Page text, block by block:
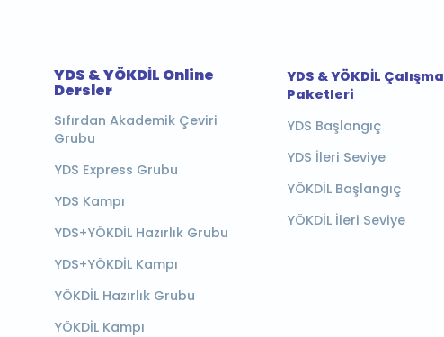
YDS & YÖKDİL Online
Dersler
Sıfırdan Akademik Çeviri
Grubu
YDS Express Grubu
YDS Kampı
YDS+YÖKDİL Hazırlık Grubu
YDS+YÖKDİL Kampı
YÖKDİL Hazırlık Grubu
YÖKDİL Kampı
YDS & YÖKDİL Çalışma
Paketleri
YDS Başlangıç
YDS İleri Seviye
YÖKDİL Başlangıç
YÖKDİL İleri Seviye